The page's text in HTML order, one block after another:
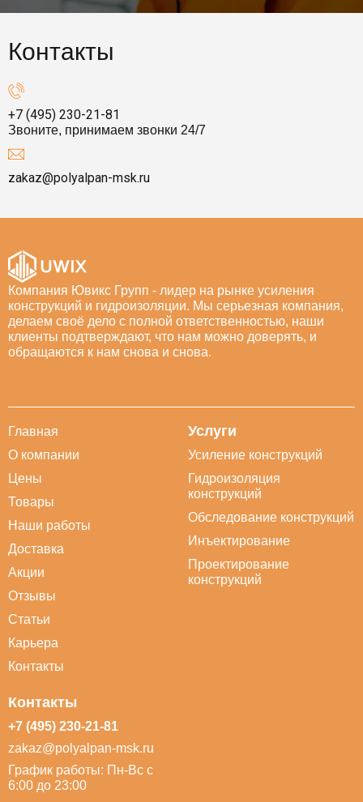
Контакты
+7 (495) 230-21-81
Звоните, принимаем звонки 24/7
zakaz@polyalpan-msk.ru
Компания Ювикс Групп - лидер на рынке усиления
конструкций и гидроизоляции. Мы серьезная компания,
делаем своё дело с полной ответственностью, наши
клиенты подтверждают, что нам можно доверять, и
обращаются к нам снова и снова.
Главная
О компании
Цены
Товары
Наши работы
Доставка
Акции
Отзывы
Статьи
Карьера
Контакты
Услуги
Усиление конструкций
Гидроизоляция
конструкций
Обследование конструкций
Инъектирование
Проектирование
конструкций
Контакты
+7 (495) 230-21-81
zakaz@polyalpan-msk.ru
График работы: Пн-Вс с
6:00 до 23:00